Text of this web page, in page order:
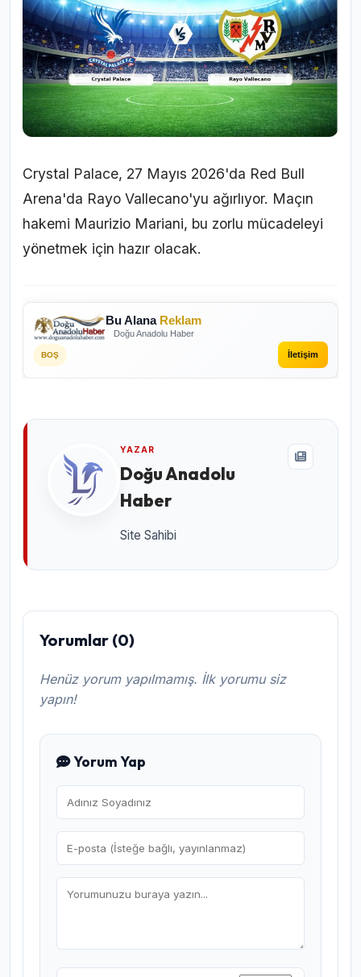
Crystal Palace, 27 Mayıs 2026'da Red Bull
Arena'da Rayo Vallecano'yu ağırlıyor. Maçın
hakemi Maurizio Mariani, bu zorlu mücadeleyi
yönetmek için hazır olacak.
Bu Alana Reklam
Doğu Anadolu Haber
BOŞ İletişim
YAZAR
Doğu Anadolu
Haber
Site Sahibi
Yorumlar (0)
Henüz yorum yapılmamış. İlk yorumu siz
yapın!
Yorum Yap